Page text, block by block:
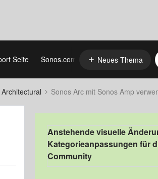
Seite Sonos.com Neues Thema
Sonos Arc mit Sonos Amp
Anstehende visuelle
Kategorieanpassungen für
Community